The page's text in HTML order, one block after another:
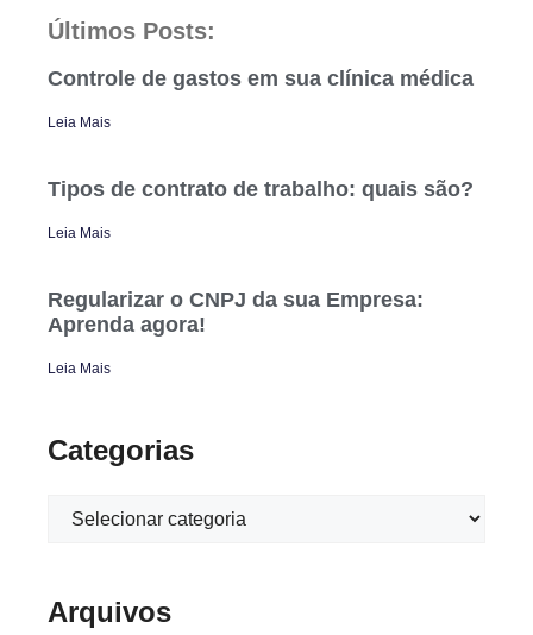
Últimos Posts:
Controle de gastos em sua clínica médica
Leia Mais
Tipos de contrato de trabalho: quais são?
Leia Mais
Regularizar o CNPJ da sua Empresa:
Aprenda agora!
Leia Mais
Categorias
Arquivos